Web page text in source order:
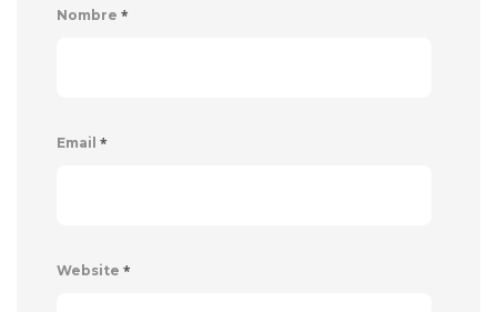
Nombre *
Email *
Website *